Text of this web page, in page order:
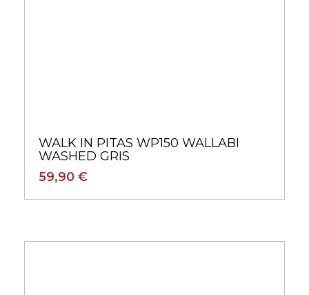
WALK IN PITAS WP150 WALLABI
WASHED GRIS
59,90 €